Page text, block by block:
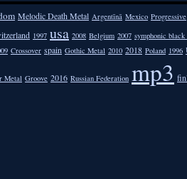
Melodic Death Metal Argentīnā Mexico Progressive
1997 usa 2008 Belgium 2007 symphonic
Crossover spain Gothic Metal 2010 2018 Poland 1996
Metal Groove 2016 Russian Federation mp3